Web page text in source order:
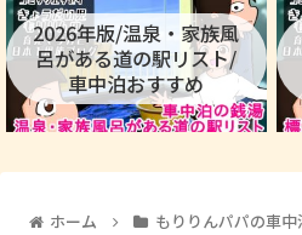
2026年版/温泉・家族風
呂がある道の駅リスト/
車中泊おすすめ
ホーム もりりんパパの車